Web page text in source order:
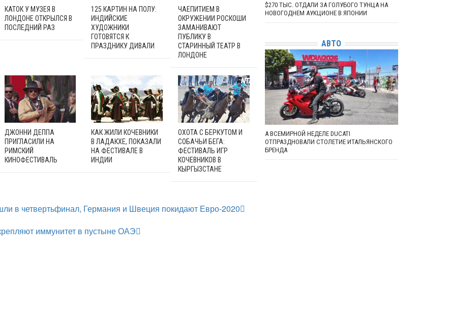
КАТОК У МУЗЕЯ В
ЛОНДОНЕ ОТКРЫЛСЯ В
ПОСЛЕДНИЙ РАЗ
125 КАРТИН НА ПОЛУ:
ИНДИЙСКИЕ
ХУДОЖНИКИ
ГОТОВЯТСЯ К
ПРАЗДНИКУ ДИВАЛИ
ЧАЕПИТИЕМ В
ОКРУЖЕНИИ РОСКОШИ
ЗАМАНИВАЮТ
ПУБЛИКУ В
СТАРИННЫЙ ТЕАТР В
ЛОНДОНЕ
ДЖОННИ ДЕППА
ПРИГЛАСИЛИ НА
РИМСКИЙ
КИНОФЕСТИВАЛЬ
КАК ЖИЛИ КОЧЕВНИКИ
В ЛАДАКХЕ, ПОКАЗАЛИ
НА ФЕСТИВАЛЕ В
ИНДИИ
ОХОТА С БЕРКУТОМ И
СОБАЧЬИ БЕГА:
ФЕСТИВАЛЬ ИГР
КОЧЕВНИКОВ В
КЫРГЫЗСТАНЕ
в четвертьфинал, Германия и Швеция покидают Евро-2020
иммунитет в пустыне ОАЭ
$270 ТЫС. ОТДАЛИ ЗА ГОЛУБОГО ТУНЦА НА
НОВОГОДНЕМ АУКЦИОНЕ В ЯПОНИИ
АВТО
А ВСЕМИРНОЙ НЕДЕЛЕ DUCATI
ОТПРАЗДНОВАЛИ СТОЛЕТИЕ ИТАЛЬЯНСКОГО
БРЕНДА